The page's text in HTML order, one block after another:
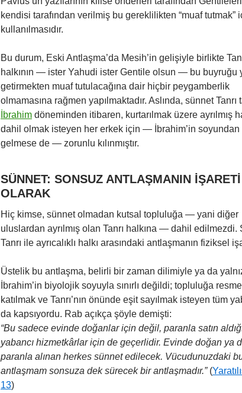
kendisi tarafından verilmiş bu gereklilikten “muaf tutmak”
kullanılmasıdır.
Bu durum, Eski Antlaşma’da Mesih’in gelişiyle birlikte
halkının — ister Yahudi ister Gentile olsun — bu buyruğu
getirmekten muaf tutulacağına dair hiçbir peygamberlik
olmamasına rağmen yapılmaktadır. Aslında, sünnet Tanrı
İbrahim döneminden itibaren, kurtarılmak üzere ayrılmış
dahil olmak isteyen her erkek için — İbrahim’in soyundan
gelmese de — zorunlu kılınmıştır.
SÜNNET: SONSUZ ANTLAŞMANIN İŞARETİ
OLARAK
Hiç kimse, sünnet olmadan kutsal topluluğa — yani diğer
uluslardan ayrılmış olan Tanrı halkına — dahil edilmezdi.
Tanrı ile ayrıcalıklı halkı arasındaki antlaşmanın fiziksel
Üstelik bu antlaşma, belirli bir zaman dilimiyle ya da
İbrahim’in biyolojik soyuyla sınırlı değildi; topluluğa
katılmak ve Tanrı’nın önünde eşit sayılmak isteyen tüm
da kapsıyordu. Rab açıkça şöyle demişti:
“Bu sadece evinde doğanlar için değil, paranla satın
yabancı hizmetkârlar için de geçerlidir. Evinde doğan ya
paranla alınan herkes sünnet edilecek. Vücudunuzdaki
antlaşmam sonsuza dek sürecek bir antlaşmadır.”(
13)